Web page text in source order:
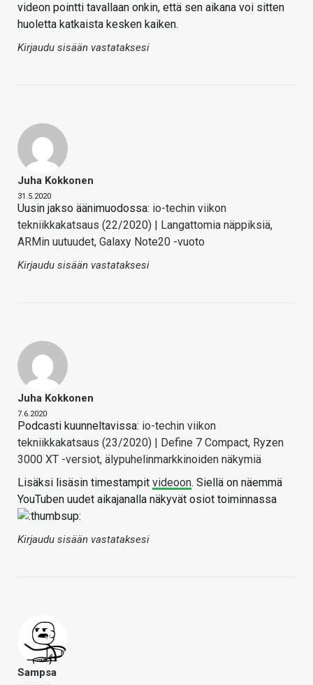
videon pointti tavallaan onkin, että sen aikana voi sitten
huoletta katkaista kesken kaiken.
Kirjaudu sisään vastataksesi
Juha Kokkonen
31.5.2020
Uusin jakso äänimuodossa: io-techin viikon
tekniikkakatsaus (22/2020) | Langattomia näppiksiä,
ARMin uutuudet, Galaxy Note20 -vuoto
Kirjaudu sisään vastataksesi
Juha Kokkonen
7.6.2020
Podcasti kuunneltavissa: io-techin viikon
tekniikkakatsaus (23/2020) | Define 7 Compact, Ryzen
3000 XT -versiot, älypuhelinmarkkinoiden näkymiä
Lisäksi lisäsin timestampit videoon. Siellä on näemmä
YouTuben uudet aikajanalla näkyvät osiot toiminnassa
Kirjaudu sisään vastataksesi
Sampsa